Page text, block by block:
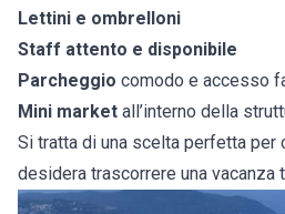
Lettini e ombrelloni
Staff attento e disponibile
Parcheggio comodo e accesso
Mini market all’interno della
Si tratta di una scelta perfetta per
desidera trascorrere una vacanza